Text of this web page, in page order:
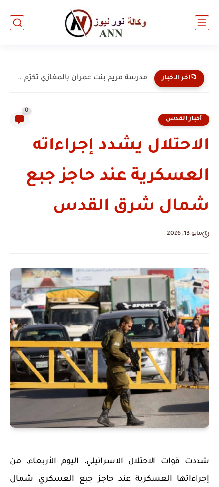
📁آخر الأخبار مدرسة مريم بنت عمران بالمغازي تكرّم 135 من طلبتها...
أخبار القدس
0
الاحتلال يشدد إجراءاته
العسكرية عند حاجز جبع
شمال شرق القدس
مايو 13, 2026
شددت قوات الاحتلال الاسرائيلي، اليوم الأربعاء، من
إجراءاتها العسكرية عند حاجز جبع العسكري شمال